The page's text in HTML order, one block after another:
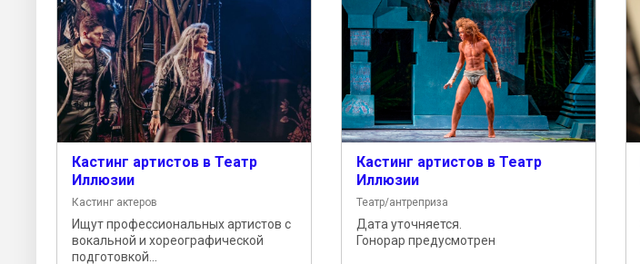
Кастинг артистов в Театр
Иллюзии
Кастинг актеров
Ищут профессиональных артистов с
вокальной и хореографической
подготовкой...
Кастинг артистов в Театр
Иллюзии
Театр/антреприза
Дата уточняется.
Гонорар предусмотрен